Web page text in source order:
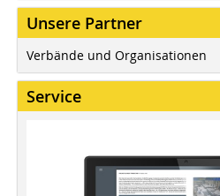
Unsere Partner
Verbände und Organisationen
Service